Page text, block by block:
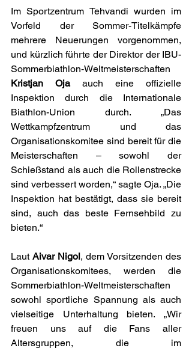
Im Sportzentrum Tehvandi wurden im
Vorfeld der Sommer-Titelkämpfe
mehrere Neuerungen vorgenommen,
und kürzlich führte der Direktor der IBU-
Kristjan Oja auch eine offizielle
Inspektion durch die Internationale
Biathlon-Union durch. „Das
Wettkampfzentrum und das
Organisationskomitee sind bereit für die
Meisterschaften – sowohl der
Schießstand als auch die Rollenstrecke
sind verbessert worden,“ sagte Oja. „Die
Inspektion hat bestätigt, dass sie bereit
sind, auch das beste Fernsehbild zu
bieten.“
Laut Aivar Nigol, dem Vorsitzenden des
Organisationskomitees, werden die
Sommerbiathlon-Weltmeisterschaften
sowohl sportliche Spannung als auch
vielseitige Unterhaltung bieten. „Wir
freuen uns auf die Fans aller
Altersgruppen, die im